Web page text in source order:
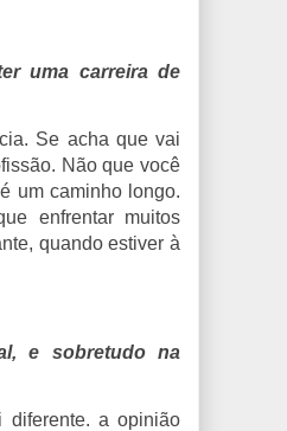
uma carreira de
Se acha que vai
Não que você
um caminho longo.
enfrentar muitos
quando estiver à
e sobretudo na
diferente. a opinião